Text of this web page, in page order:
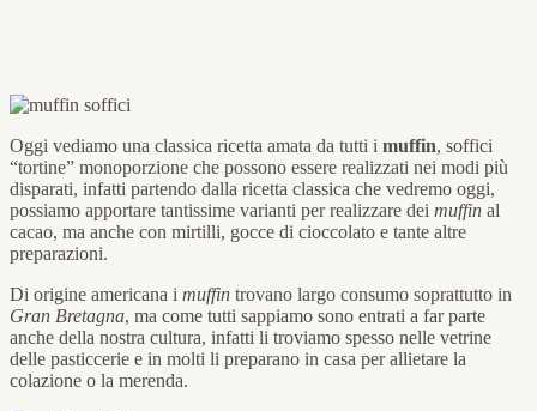
Oggi vediamo una classica ricetta amata da tutti i muffin, soffici
“tortine” monoporzione che possono essere realizzati nei modi più
disparati, infatti partendo dalla ricetta classica che vedremo oggi,
possiamo apportare tantissime varianti per realizzare dei muffin al
cacao, ma anche con mirtilli, gocce di cioccolato e tante altre
preparazioni.
Di origine americana i muffin trovano largo consumo soprattutto in
Gran Bretagna, ma come tutti sappiamo sono entrati a far parte
anche della nostra cultura, infatti li troviamo spesso nelle vetrine
delle pasticcerie e in molti li preparano in casa per allietare la
colazione o la merenda.